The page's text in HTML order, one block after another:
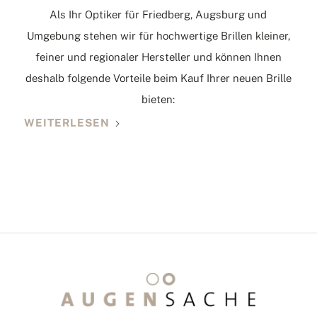
Als Ihr Optiker für Friedberg, Augsburg und
Umgebung stehen wir für hochwertige Brillen kleiner,
feiner und regionaler Hersteller und können Ihnen
deshalb folgende Vorteile beim Kauf Ihrer neuen Brille
bieten:
WEITERLESEN